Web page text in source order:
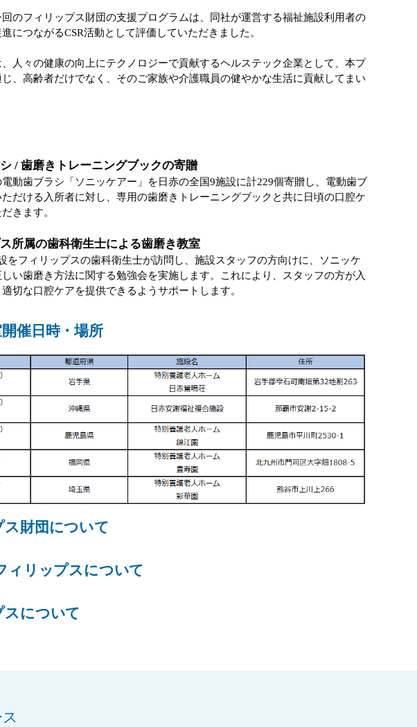
回のフィリップス財団の支援プログラムは、同社が運営する福祉施設利用者の
につながるCSR活動として評価していただきました。
人々の健康の向上にテクノロジーで貢献するヘルステック企業として、本プ
、高齢者だけでなく、そのご家族や介護職員の健やかな生活に貢献してまい
/ 歯磨きトレーニングブックの寄贈
動歯ブラシ「ソニッケアー」を日赤の全国9施設に計229個寄贈し、電動歯ブ
だける入所者に対し、専用の歯磨きトレーニングブックと共に日頃の口腔ケ
きます。
所属の歯科衛生士による歯磨き教室
をフィリップスの歯科衛生士が訪問し、施設スタッフの方向けに、ソニッケ
い歯磨き方法に関する勉強会を実施します。これにより、スタッフの方が入
切な口腔ケアを提供できるようサポートします。
催日時・場所
ス財団について
ィリップスについて
スについて